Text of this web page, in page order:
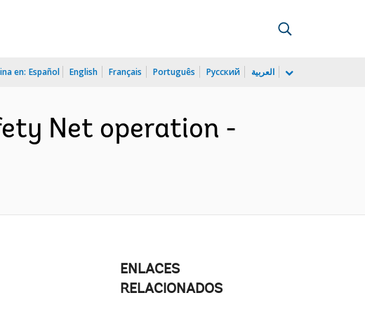
en: Español English Français Português Русский العربية
Net operation -
ENLACES
RELACIONADOS